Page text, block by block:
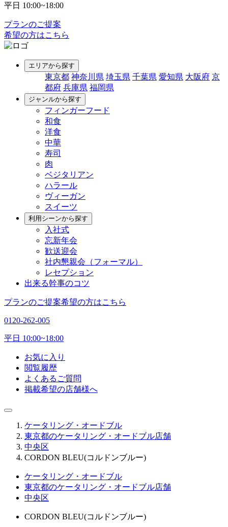
平日 10:00~18:00
プランのご提案
希望の方はこちら
エリアから探す
東京都 神奈川県 埼玉県 千葉県 愛知県 大阪府 京
都府 兵庫県 福岡県
ジャンルから探す
フィンガーフード
和食
洋食
中華
寿司
肉
ベジタリアン
ハラール
ヴィーガン
スイーツ
利用シーンから探す
入社式
忘新年会
歓送迎会
社内懇親会（フォーマル）
レセプション
出来る幹事のコツ
プランのご提案希望の方はこちら
0120-262-005
平日 10:00~18:00
お気に入り
閲覧履歴
よくあるご質問
掲載希望の店舗様へ
ケータリング・オードブル
東京都のケータリング・オードブル店舗
中央区
CORDON BLEU(コルドンブルー)
ケータリング・オードブル
東京都のケータリング・オードブル店舗
中央区
CORDON BLEU(コルドンブルー)